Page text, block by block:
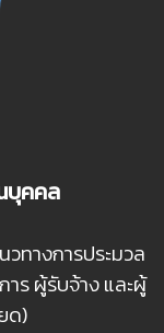
บุคคล
ทางการประมวล
ร ผู้รับจ้าง และผู้
ด)